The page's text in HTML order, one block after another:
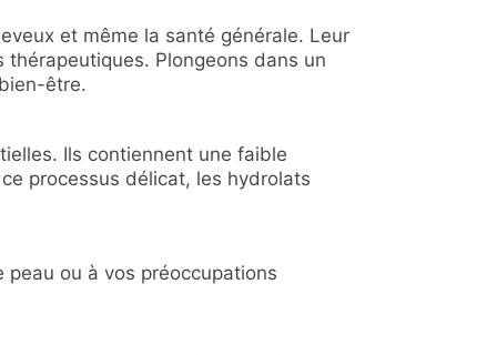
et même la santé générale. Leur
Plongeons dans un
être.
Ils contiennent une faible
processus délicat, les hydrolats
ou à vos préoccupations